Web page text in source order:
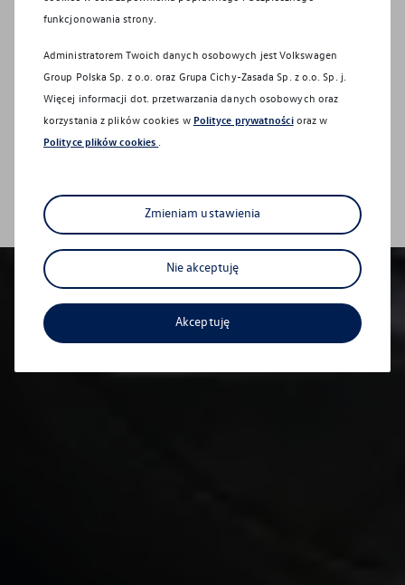
Sprawdź co dla Ciebie przygotowaliśmy
funkcjonowania strony.
Administratorem Twoich danych osobowych jest Volkswagen
Group Polska Sp. z o.o. oraz Grupa Cichy-Zasada Sp. z o.o. Sp. j.
Więcej informacji dot. przetwarzania danych osobowych oraz
korzystania z plików cookies w Polityce prywatnościoraz w
Polityce plików cookies .
Zmieniam ustawienia
Nie akceptuję
Akceptuję
05-500 Piaseczno
Sprzedaż